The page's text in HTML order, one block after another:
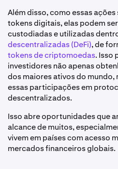
Além disso, como essas
tokens digitais, elas podem
custodiadas e utilizadas
descentralizadas (DeFi), de
tokens de criptomoedas. Isso
investidores não apenas
dos maiores ativos do
essas participações em
descentralizados.
Isso abre oportunidades que
alcance de muitos,
vivem em países com acesso
mercados financeiros globais.